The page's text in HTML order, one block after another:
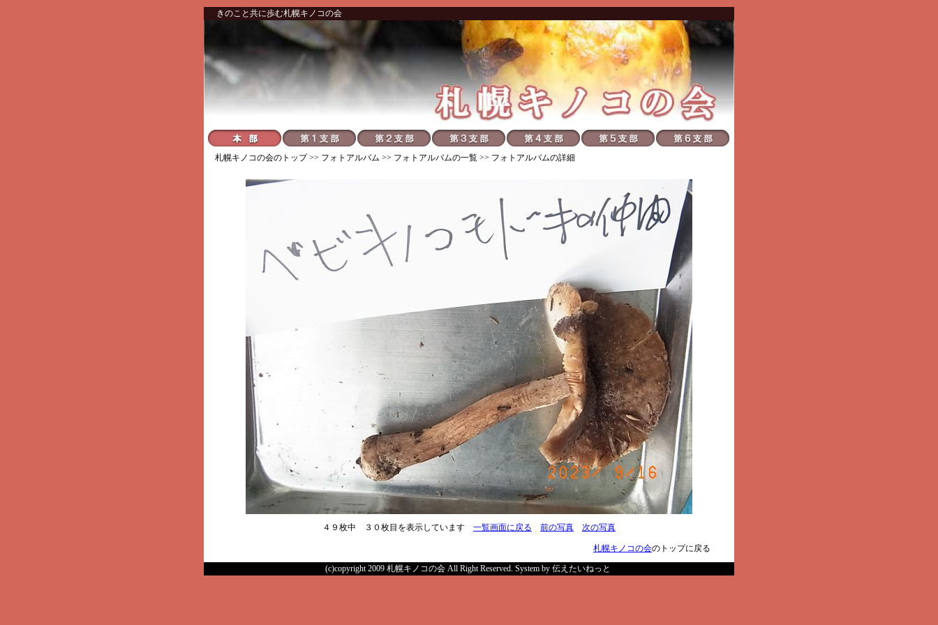
きのこと共に歩む札幌キノコの会
札幌キノコの会のトップ >> フォトアルバム >> フォトアルバムの一覧 >> フォトアルバムの詳細
４９枚中 ３０枚目を表示しています 一覧画面に戻る 前の写真 次の写真
札幌キノコの会のトップに戻る
(c)copyright 2009 札幌キノコの会 All Right Reserved. System by 伝えたいねっと